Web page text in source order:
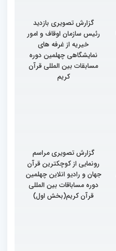
گزارش تصویری بازدید
رئیس سازمان اوقاف و امور
خیریه از غرفه های
نمایشگاهی چهلمین دوره
مسابقات بین المللی قرآن
کریم
گزارش تصویری مراسم
رونمایی از کوچکترین قرآن
جهان و رادیو انلاین چهلمین
دوره مساباقات بین المللی
قرآن کریم(بخش اول)